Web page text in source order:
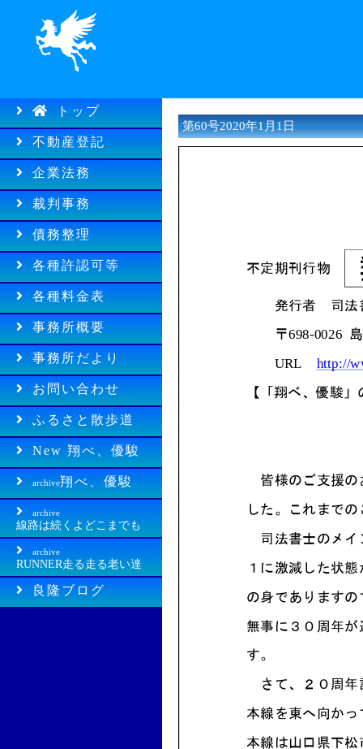
トップ
不動産登記
企業法務
裁判事務
債務整理
各種許認可等
各種料金表
事務所概要
事務所だより
お問い合わせ
ふるさと散歩道
New 翔べ、優駿
archive翔べ、優駿
archive
線路は続くよどこまでも
archive
RUNNER走る走る老い達
良隆ブログ
第60号2020年1月1日